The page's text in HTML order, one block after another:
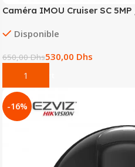
Caméra IMOU Cruiser SC
Disponible
650,00Dhs530,00 Dhs
Add To Cart
-16%